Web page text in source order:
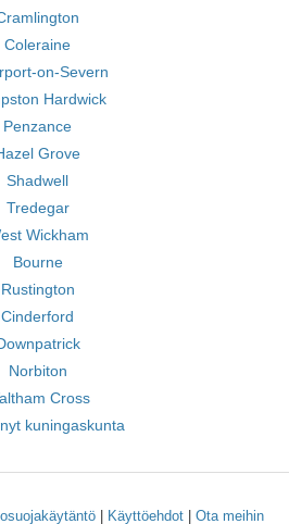
Coleraine
on-Severn
Hardwick
Penzance
Grove
Shadwell
Tredegar
Wickham
Bourne
Rustington
Cinderford
Norbiton
Cross
kuningaskunta
| Käyttöehdot| Ota meihin